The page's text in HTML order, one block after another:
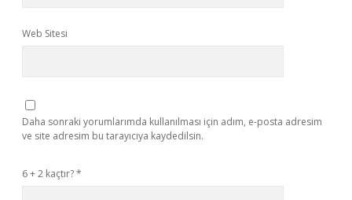
Web Sitesi
Daha sonraki yorumlarımda kullanılması için adım, e-posta adresim
ve site adresim bu tarayıcıya kaydedilsin.
6 + 2 kaçtır?*